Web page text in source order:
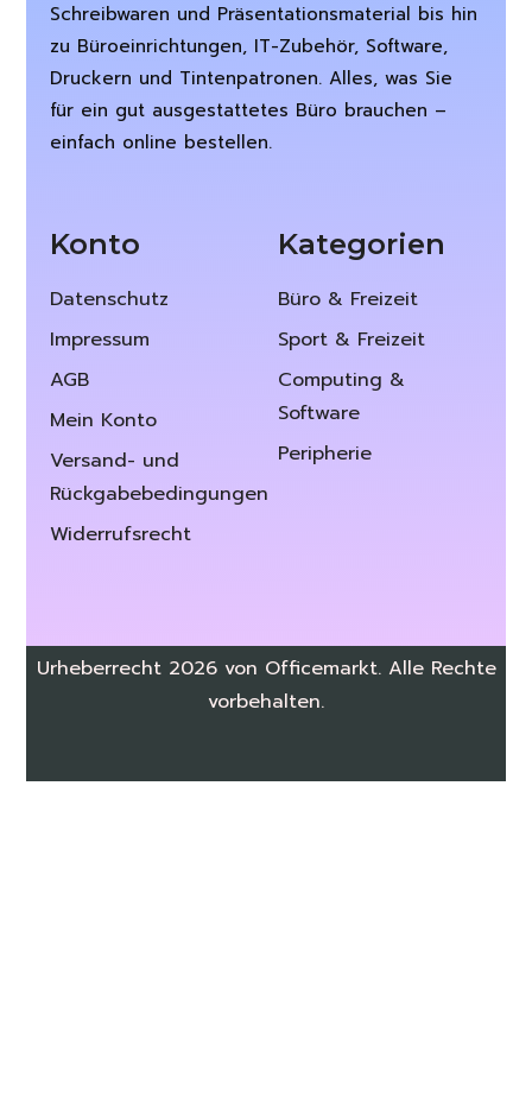
Schreibwaren und Präsentationsmaterial bis hin
zu Büroeinrichtungen, IT-Zubehör, Software,
Druckern und Tintenpatronen. Alles, was Sie
für ein gut ausgestattetes Büro brauchen –
einfach online bestellen.
Konto
Datenschutz
Impressum
AGB
Mein Konto
Versand- und
Rückgabebedingungen
Widerrufsrecht
Kategorien
Büro & Freizeit
Sport & Freizeit
Computing &
Software
Peripherie
Urheberrecht 2026 von Officemarkt. Alle Rechte
vorbehalten.